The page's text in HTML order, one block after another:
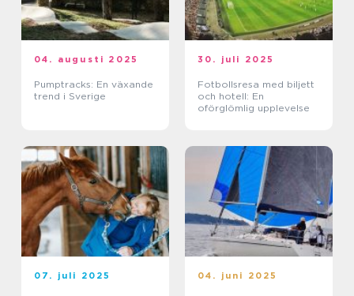
04. augusti 2025
Pumptracks: En växande
trend i Sverige
30. juli 2025
Fotbollsresa med biljett
och hotell: En
oförglömlig upplevelse
07. juli 2025 04. juni 2025